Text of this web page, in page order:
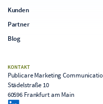
Kunden
Partner
Blog
KONTAKT
Publicare Marketing
Städelstraße 10
60596 Frankfurt am Main